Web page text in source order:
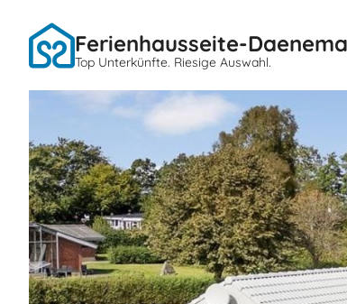
Ferienhausseite-
Top Unterkünfte. Riesige Auswahl.